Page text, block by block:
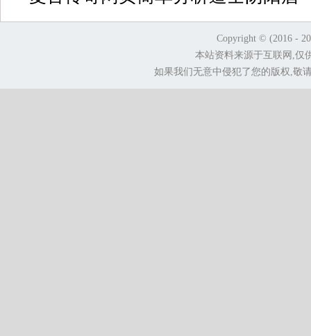
Copyright © (2016 -
本站资料来源于互联网,仅
如果我们无意中侵犯了您的版权,敬